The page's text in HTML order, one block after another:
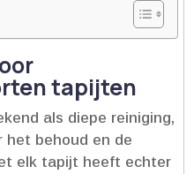
tapijten
als diepe reiniging,
het behoud en de
elk tapijt heeft echter